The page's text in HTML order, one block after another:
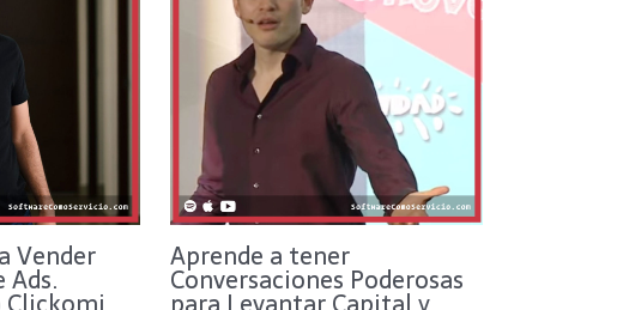
Vender
Ads.
Aprende a tener
Conversaciones Poderosas